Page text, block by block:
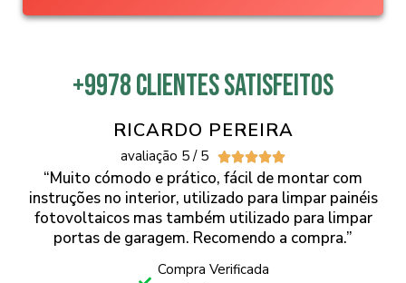
+9978 clientes satisfeitos
RICARDO PEREIRA
avaliação 5 / 5 
“Muito cómodo e prático, fácil de montar com
instruções no interior, utilizado para limpar painéis
fotovoltaicos mas também utilizado para limpar
portas de garagem. Recomendo a compra.”
Compra Verificada